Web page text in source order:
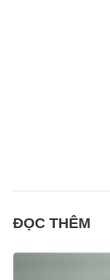
ĐỌC THÊM